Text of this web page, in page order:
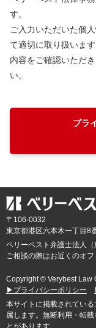
す。
ご入力いただいた個人
て適切に取り扱います
内容をご確認いただ
い。
プラ
〒106-0032
東京都港区六本木一丁目8
ベリーベスト弁護士法人（
ご相談の際はお近くのオ
Copyright © Verybest Law
▶プライバシーポリシー
本サイトに掲載されてい
属します。無断利用・転
とがあります。